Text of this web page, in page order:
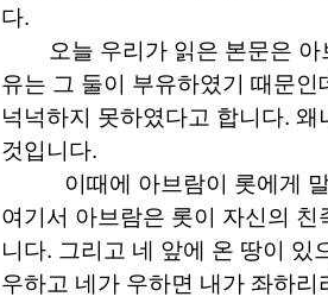
다.
오늘 우리가 읽은 본문은
유는 그 둘이 부유하였기 때문인
넉넉하지 못하였다고 합니다. 왜
것입니다.
이때에 아브람이 롯에게
여기서 아브람은 롯이 자신의
니다. 그리고 네 앞에 온 땅이 있
우하고 네가 우하면 내가 좌하리